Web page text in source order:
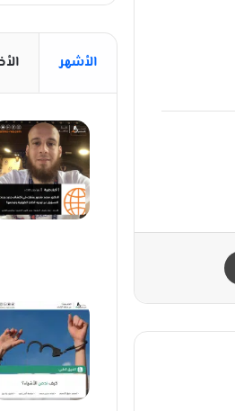
الأشهر